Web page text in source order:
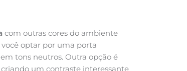
com outras cores do ambiente
optar por uma porta
tons neutros. Outra opção é
um contraste interessante